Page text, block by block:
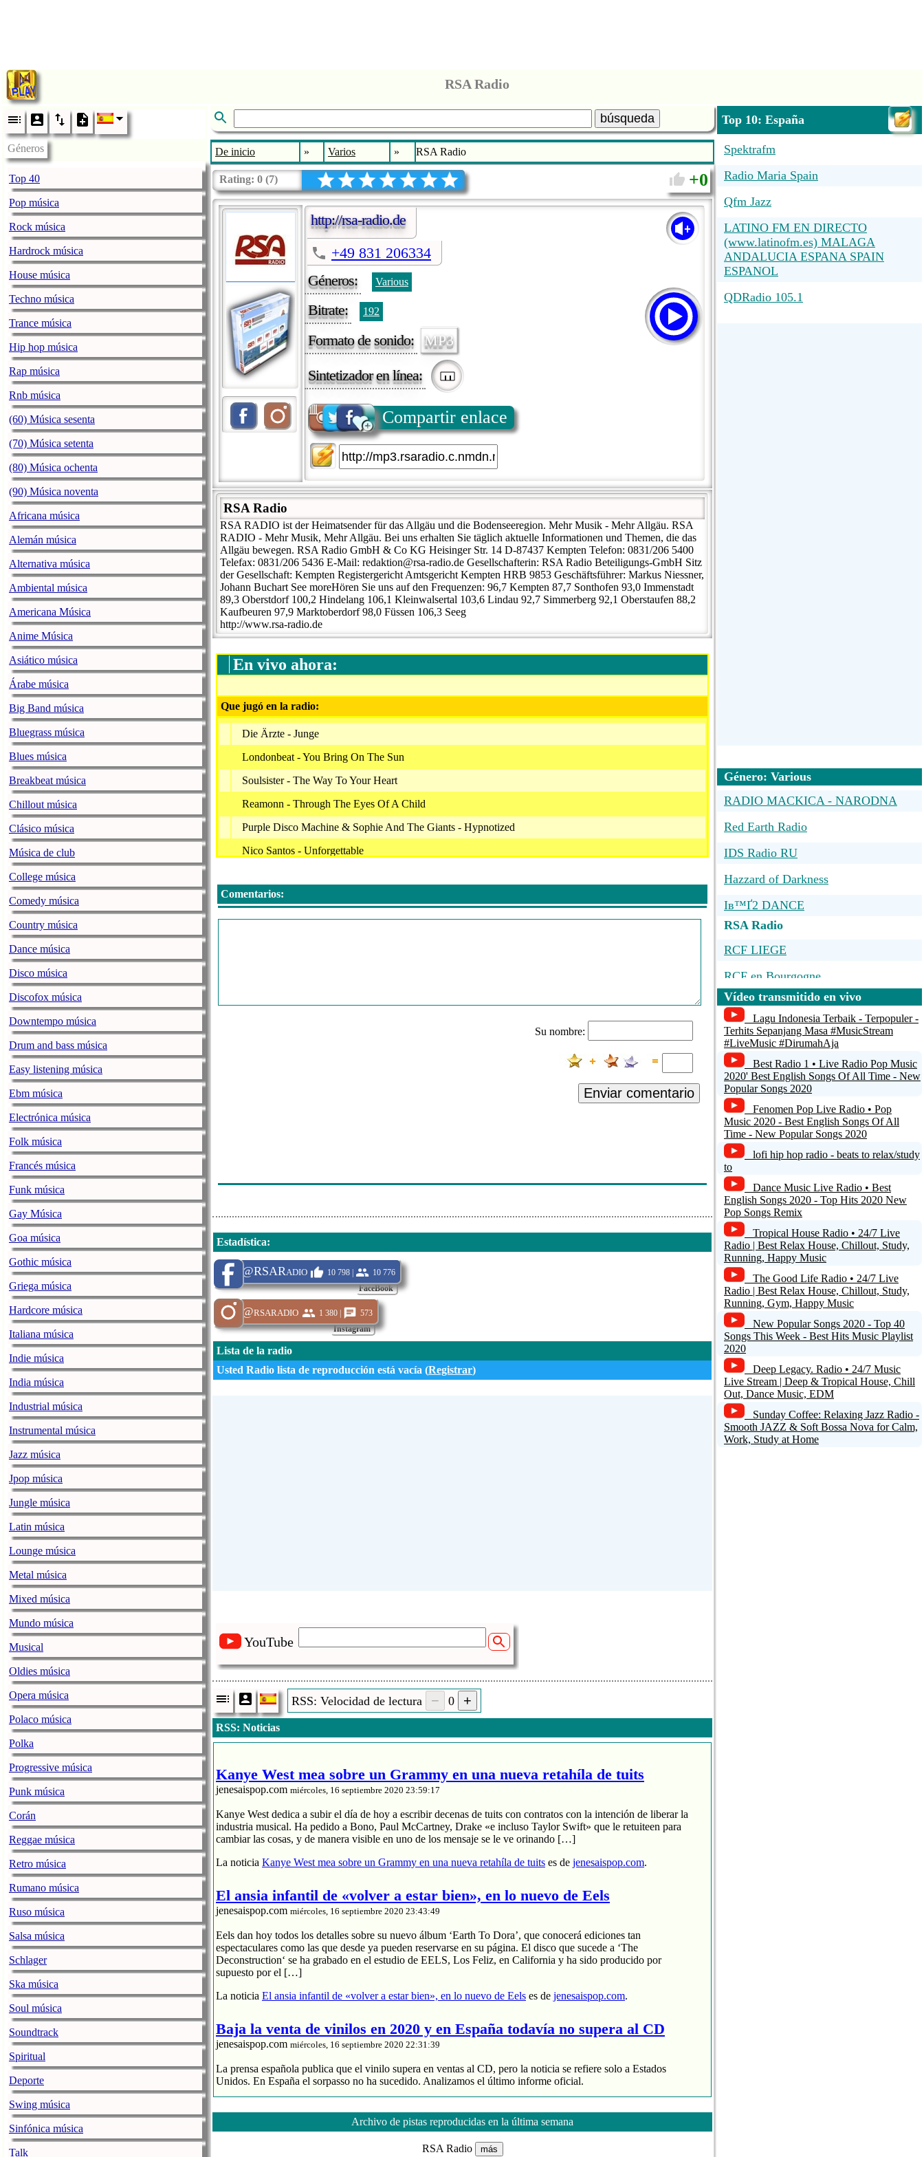
RSA Radio
Géneros
Top 40
Pop música
Rock música
Hardrock música
House música
Techno música
Trance música
Hip hop música
Rap música
Rnb música
(60) Música sesenta
(70) Música setenta
(80) Música ochenta
(90) Música noventa
Africana música
Alemán música
Alternativa música
Ambiental música
Americana Música
Anime Música
Asiático música
Árabe música
Big Band música
Bluegrass música
Blues música
Breakbeat música
Chillout música
Clásico música
Música de club
College música
Comedy música
Country música
Dance música
Disco música
Discofox música
Downtempo música
Drum and bass música
Easy listening música
Ebm música
Electrónica música
Folk música
Francés música
Funk música
Gay Música
Goa música
Gothic música
Griega música
Hardcore música
Italiana música
Indie música
India música
Industrial música
Instrumental música
Jazz música
Jpop música
Jungle música
Latin música
Lounge música
Metal música
Mixed música
Mundo música
Musical
Oldies música
Opera música
Polaco música
Polka
Progressive música
Punk música
Corán
Reggae música
Retro música
Rumano música
Ruso música
Salsa música
Schlager
Ska música
Soul música
Soundtrack
Spiritual
Deporte
Swing música
Sinfónica música
Talk
búsqueda
De inicio » Varios » RSA Radio
Rating: 0 (7) 0
http://rsa-radio.de
+49 831 206334
Géneros:
Various
Bitrate: 192
Formato de sonido: MP3
Sintetizador en línea:
Compartir enlace
RSA Radio
RSA RADIO ist der Heimatsender für das Allgäu und die Bodenseeregion. Mehr Musik - Mehr Allgäu. RSA
RADIO - Mehr Musik, Mehr Allgäu. Bei uns erhalten Sie täglich aktuelle Informationen und Themen, die das
Allgäu bewegen. RSA Radio GmbH & Co KG Heisinger Str. 14 D-87437 Kempten Telefon: 0831/206 5400
Telefax: 0831/206 5436 E-Mail: redaktion@rsa-radio.de Gesellschafterin: RSA Radio Beteiligungs-GmbH Sitz
der Gesellschaft: Kempten Registergericht Amtsgericht Kempten HRB 9853 Geschäftsführer: Markus Niessner,
Johann Buchart See moreHören Sie uns auf den Frequenzen: 96,7 Kempten 87,7 Sonthofen 93,0 Immenstadt
89,3 Oberstdorf 100,2 Hindelang 106,1 Kleinwalsertal 103,6 Lindau 92,7 Simmerberg 92,1 Oberstaufen 88,2
Kaufbeuren 97,9 Marktoberdorf 98,0 Füssen 106,3 Seeg
http://www.rsa-radio.de
En vivo ahora:
Que jugó en la radio:
Die Ärzte - Junge
Londonbeat - You Bring On The Sun
Soulsister - The Way To Your Heart
Reamonn - Through The Eyes Of A Child
Purple Disco Machine & Sophie And The Giants - Hypnotized
Nico Santos - Unforgettable
Tom Gregory - Rather Be You
Mr. Big - Wild World
Comentarios:
Su nombre:
Enviar comentario
Estadística:
FaceBook
@RSARadio 10 798 | 10 776
Instagram
@rsaradio 1 380 | 573
Lista de la radio
Usted Radio lista de reproducción está vacía (Registrar)
YouTube
RSS: Velocidad de lectura 0
RSS: Noticias
Kanye West mea sobre un Grammy en una nueva retahíla de tuits
jenesaispop.com miércoles, 16 septiembre 2020 23:59:17
Kanye West dedica a subir el día de hoy a escribir decenas de tuits con contratos con la intención de liberar la
industria musical. Ha pedido a Bono, Paul McCartney, Drake «e incluso Taylor Swift» que le retuiteen para
cambiar las cosas, y de manera visible en uno de los mensaje se le ve orinando […]
La noticia Kanye West mea sobre un Grammy en una nueva retahíla de tuits es de jenesaispop.com.
El ansia infantil de «volver a estar bien», en lo nuevo de Eels
jenesaispop.com miércoles, 16 septiembre 2020 23:43:49
Eels dan hoy todos los detalles sobre su nuevo álbum ‘Earth To Dora’, que conocerá ediciones tan
espectaculares como las que desde ya pueden reservarse en su página. El disco que sucede a ‘The
Deconstruction‘ se ha grabado en el estudio de EELS, Los Feliz, en California y ha sido producido por
supuesto por el […]
La noticia El ansia infantil de «volver a estar bien», en lo nuevo de Eels es de jenesaispop.com.
Baja la venta de vinilos en 2020 y en España todavía no supera al CD
jenesaispop.com miércoles, 16 septiembre 2020 22:31:39
La prensa española publica que el vinilo supera en ventas al CD, pero la noticia se refiere solo a Estados
Unidos. En España el sorpasso no ha sucedido. Analizamos el último informe oficial.
El CD se hunde y divide entre 2 sus ventas
La industria de música grabada sube un 4% en España
Baja la venta de vinilos en 2020 y en España todavía no supera al CD
Archivo de pistas reproducidas en la última semana
RSA Radio más
Top 10: España
Spektrafm
Radio Maria Spain
Qfm Jazz
LATINO FM EN DIRECTO
(www.latinofm.es) MALAGA
ANDALUCIA ESPANA SPAIN
ESPANOL
QDRadio 105.1
Género: Various
RADIO MACKICA - NARODNA
Red Earth Radio
IDS Radio RU
Hazzard of Darkness
Iв™Ґ2 DANCE
RSA Radio
RCF LIEGE
RCF en Bourgogne
RADIO WQ
RGR dance
La Grosse Radio Regg...
Vídeo transmitido en vivo
Lagu Indonesia Terbaik - Terpopuler -
Terhits Sepanjang Masa #MusicStream
#LiveMusic #DirumahAja
Best Radio 1 • Live Radio Pop Music
2020' Best English Songs Of All Time - New
Popular Songs 2020
Fenomen Pop Live Radio • Pop
Music 2020 - Best English Songs Of All
Time - New Popular Songs 2020
lofi hip hop radio - beats to relax/study
to
Dance Music Live Radio • Best
English Songs 2020 - Top Hits 2020 New
Pop Songs Remix
Tropical House Radio • 24/7 Live
Radio | Best Relax House, Chillout, Study,
Running, Happy Music
The Good Life Radio • 24/7 Live
Radio | Best Relax House, Chillout, Study,
Running, Gym, Happy Music
New Popular Songs 2020 - Top 40
Songs This Week - Best Hits Music Playlist
2020
Deep Legacy. Radio • 24/7 Music
Live Stream | Deep & Tropical House, Chill
Out, Dance Music, EDM
Sunday Coffee: Relaxing Jazz Radio -
Smooth JAZZ & Soft Bossa Nova for Calm,
Work, Study at Home